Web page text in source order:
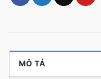
MÔ TẢ